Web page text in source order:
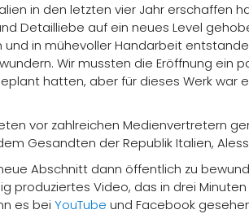
in den letzten vier Jahr erschaffen
Detailliebe auf ein neues Level
in mühevoller Handarbeit
Wir mussten die Eröffnung ein
hatten, aber für dieses Werk war
vor zahlreichen Medienvertretern
Gesandten der Republik Italien,
Abschnitt dann öffentlich zu
produziertes Video, das in drei
es bei YouTube und Facebook